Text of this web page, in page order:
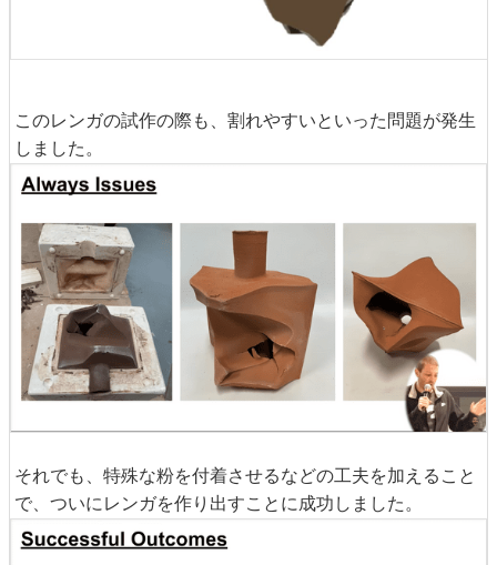
このレンガの試作の際も、割れやすいといった問題が発生
しました。
それでも、特殊な粉を付着させるなどの工夫を加えること
で、ついにレンガを作り出すことに成功しました。